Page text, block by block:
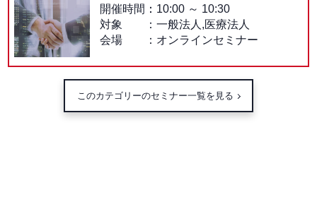
開催時間： 10:00～ 10:30
対象
一般法人,医療法人
会場
オンラインセミナー
このカテゴリーのセミナー一覧を見る